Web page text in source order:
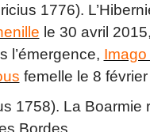
1776).
le 30 avril
l’émergence,
femelle le 8
1758). La Boarmie
Bordes.